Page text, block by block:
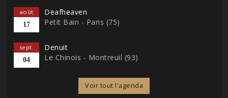
août
17
Deafheaven
Petit Bain - Paris (75)
sept.
04
Denuit
Le Chinois - Montreuil (93)
Voir tout l'agenda